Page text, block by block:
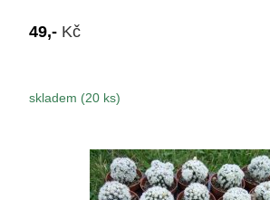
49,- Kč
skladem (20 ks)